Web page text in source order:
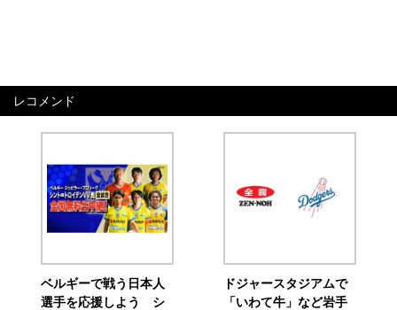
レコメンド
ベルギーで戦う日本人
選手を応援しよう シ
ドジャースタジアムで
「いわて牛」など岩手